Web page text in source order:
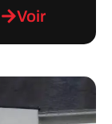
Voir